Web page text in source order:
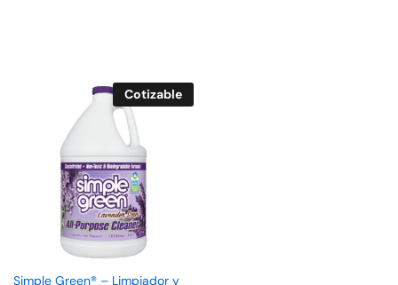
Cotizable
Simple Green® – Limpiador y